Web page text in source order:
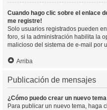
Cuando hago clic sobre el enlace
me registre!
Solo usuarios registrados pueden
foro, si la administración habilita la
malicioso del sistema de e-mail por
Arriba
Publicación de mensajes
¿Cómo puedo crear un nuevo
Para publicar un nuevo tema, haga